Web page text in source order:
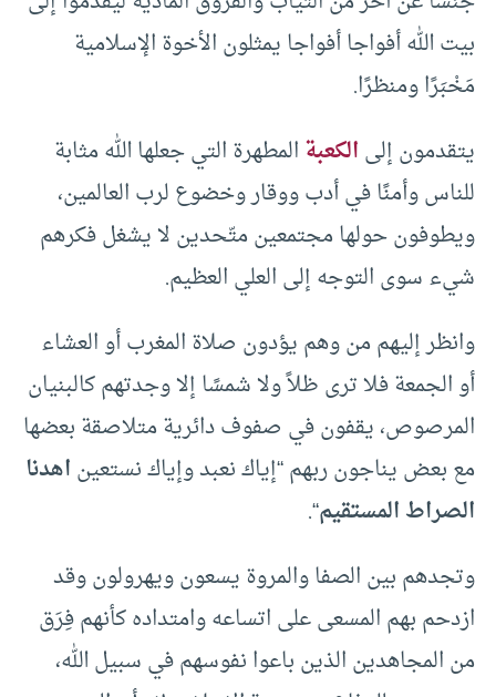
بيت الله أفواجا أفواجا يمثلون الأخوة الإسلامية
مَخْبَرًا ومنظرًا.
يتقدمون إلىالكعبةالمطهرة التي جعلها الله مثابة
للناس وأمنًا في أدب ووقار وخضوع لرب العالمين،
ويطوفون حولها مجتمعين متّحدين لا يشغل فكرهم
شيء سوى التوجه إلى العلي العظيم.
وانظر إليهم من وهم يؤدون صلاة المغرب أو العشاء
أو الجمعة فلا ترى ظلاً ولا شمسًا إلا وجدتهم كالبنيان
المرصوص، يقفون في صفوف دائرية متلاصقة بعضها
مع بعض يناجون ربهم “إياك نعبد وإياك نستعيناهدنا
الصراط المستقيم“.
وتجدهم بين الصفا والمروة يسعون ويهرولون وقد
ازدحم بهم المسعى على اتساعه وامتداده كأنهم فِرَق
من المجاهدين الذين باعوا نفوسهم في سبيل الله،